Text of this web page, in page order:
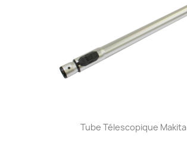
Tube Télescopique Makita